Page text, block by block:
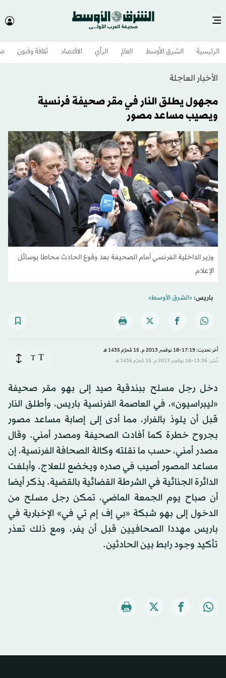
الرئيسية الشرق الأوسط​ العالم الرأي الاقتصاد ثقافة وفنون
الأخبار العاجلة
مجهول يطلق النار في مقر صحيفة فرنسية
ويصيب مساعد مصور
وزير الداخلية الفرنسي أمام الصحيفة بعد وقوع الحادث محاطا بوسائل
الإعلام
باريس:«الشرق الأوسط»
آخر تحديث: 17:19-18 نوفمبر 2013 م ـ 15 مُحرَّم 1435 هـ
نُشر: 13:36-18 نوفمبر 2013 م ـ 15 مُحرَّم 1435 هـ
T
T
دخل رجل مسلح ببندقية صيد إلى بهو مقر صحيفة
«ليبراسيون»، في العاصمة الفرنسية باريس، وأطلق النار
قبل أن يلوذ بالفرار، مما أدى إلى إصابة مساعد مصور
بجروح خطرة كما أفادت الصحيفة ومصدر أمني. وقال
مصدر أمني، حسب ما نقلته وكالة الصحافة الفرنسية، إن
مساعد المصور أصيب في صدره ويخضع للعلاج. وأبلغت
الدائرة الجنائية في الشرطة القضائية بالقضية. يذكر أيضا
أن صباح يوم الجمعة الماضي، تمكن رجل مسلح من
الدخول إلى بهو شبكة «بي إف إم تي في» الإخبارية في
باريس مهددا الصحافيين قبل أن يفر، ومع ذلك تعذر
تأكيد وجود رابط بين الحادثين.